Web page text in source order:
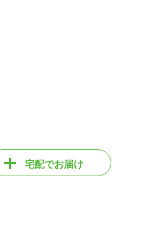
宅配でお届け